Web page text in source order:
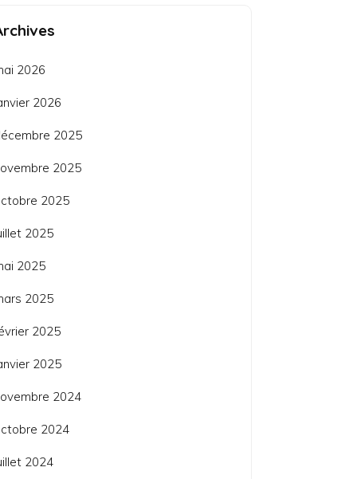
2026
2026
2025
2025
2025
2025
2025
2025
2025
2025
2024
2024
2024